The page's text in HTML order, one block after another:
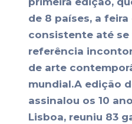
de 8 países, a
consistente até se
referência
de arte
mundial.A edição
assinalou os 10
Lisboa, reuniu 83